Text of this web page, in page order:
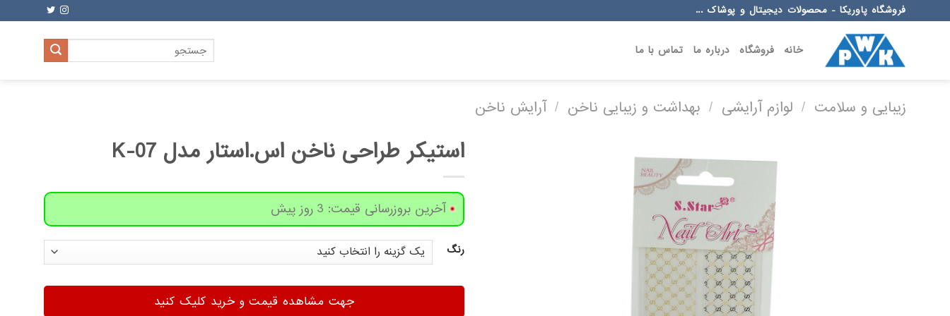
to
فروشگاه پاوریکا - محصولات دیجیتال و پوشاک ...
خانه فروشگاه درباره ما تماس با ما
جستجو
برای:
زیبایی و سلامت / لوازم آرایشی / بهداشت و زیبایی ناخن / آرایش ناخن
استیکر طراحی ناخن اس.استار مدل K-07
آخرین بروزرسانی قیمت: 3 روز پیش
رنگ
جهت مشاهده قیمت و خرید کلیک کنید